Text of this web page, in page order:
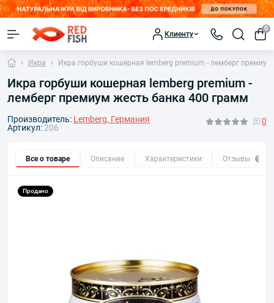
Клиенту
0
Икра Икра горбуши кошерная lemberg premium - лемберг
Икра горбуши кошерная lemberg premium -
лемберг премиум жесть банка 400 грамм
Производитель: Lemberg, Германия
Артикул: 206
0
Все о товаре Описание Характеристики Отзывы 0
Продано